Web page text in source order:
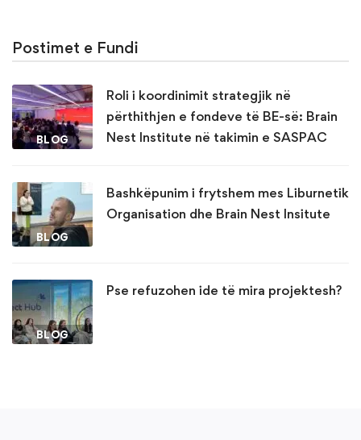
Postimet e Fundi
BLOG
Roli i koordinimit strategjik në
përthithjen e fondeve të BE-së: Brain
Nest Institute në takimin e SASPAC
BLOG
Bashkëpunim i frytshem mes Liburnetik
Organisation dhe Brain Nest Insitute
BLOG
Pse refuzohen ide të mira projektesh?